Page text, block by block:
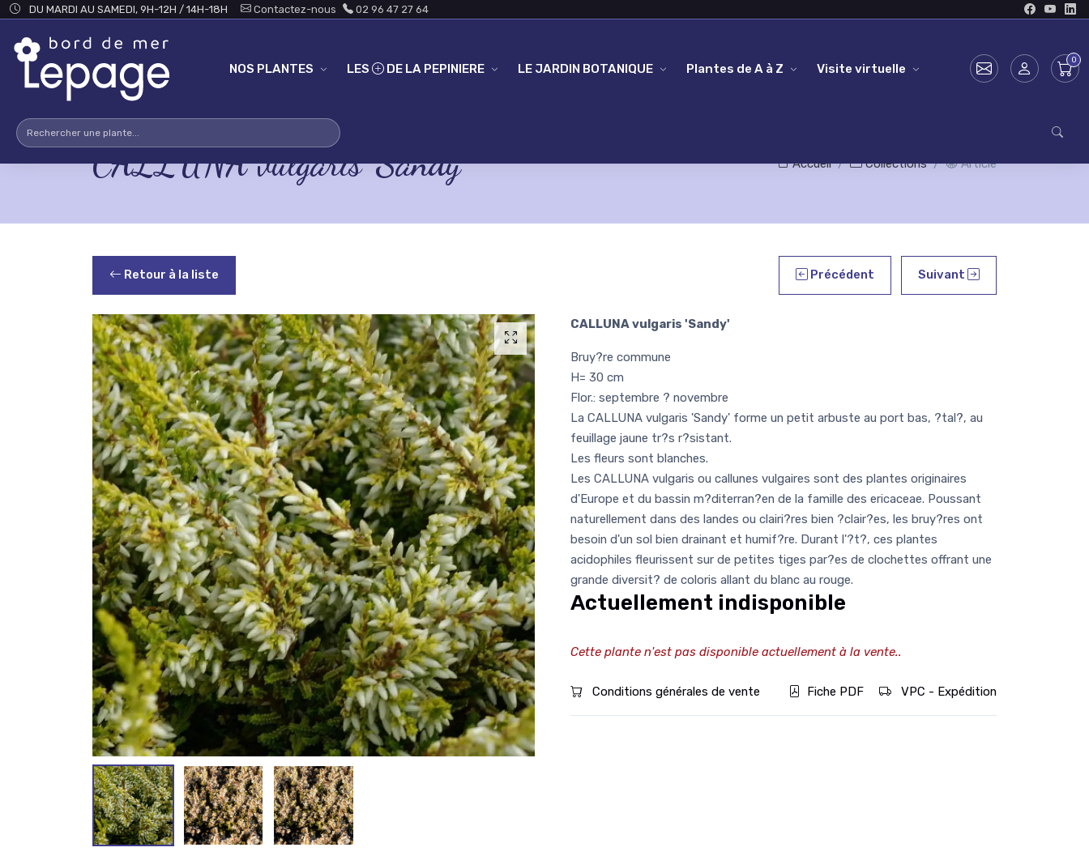
Skip to main content
DU MARDI AU SAMEDI, 9H-12H / 14H-18H Contactez-nous 02 96 47 27 64
NOS PLANTES LES DE LA PEPINIERE LE JARDIN BOTANIQUE Plantes de A à Z Visite virtuelle
CALLUNA vulgaris 'Sandy' Accueil Collections Article
Retour à la liste Précédent Suivant
CALLUNA vulgaris 'Sandy'
Bruy?re commune
H= 30 cm
Flor.: septembre ? novembre
La CALLUNA vulgaris 'Sandy' forme un petit arbuste au port bas, ?tal?, au
feuillage jaune tr?s r?sistant.
Les fleurs sont blanches.
Les CALLUNA vulgaris ou callunes vulgaires sont des plantes originaires
d'Europe et du bassin m?diterran?en de la famille des ericaceae. Poussant
naturellement dans des landes ou clairi?res bien ?clair?es, les bruy?res ont
besoin d'un sol bien drainant et humif?re. Durant l'?t?, ces plantes
acidophiles fleurissent sur de petites tiges par?es de clochettes offrant une
grande diversit? de coloris allant du blanc au rouge.
Actuellement indisponible
Cette plante n'est pas disponible actuellement à la vente..
Conditions générales de vente Fiche PDF VPC - Expédition